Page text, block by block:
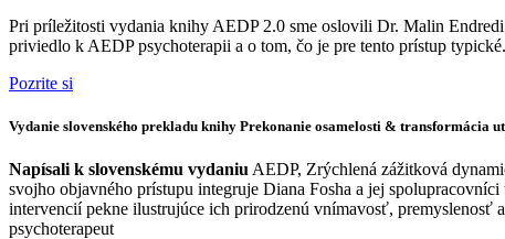
Pri príležitosti vydania knihy AEDP 2.0 sme oslovili Dr. Malin
priviedlo k AEDP psychoterapii a o tom, čo je pre tento prístup typické.
Pozrite si
Vydanie slovenského prekladu knihy Prekonanie osamelosti & transformácia
Napísali k slovenskému vydaniu AEDP, Zrýchlená zážitková
svojho objavného prístupu integruje Diana Fosha a jej
intervencií pekne ilustrujúce ich prirodzenú vnímavosť,
psychoterapeut